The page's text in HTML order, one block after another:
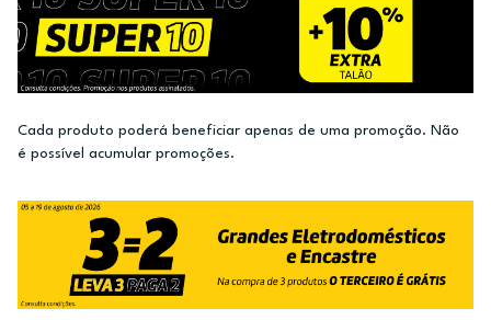
Cada produto poderá beneficiar apenas de uma promoção. Não
é possível acumular promoções.